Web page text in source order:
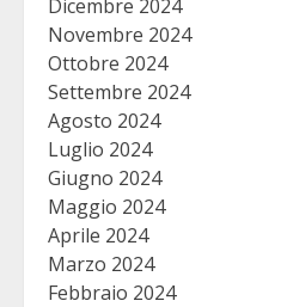
Dicembre 2024
Novembre 2024
Ottobre 2024
Settembre 2024
Agosto 2024
Luglio 2024
Giugno 2024
Maggio 2024
Aprile 2024
Marzo 2024
Febbraio 2024